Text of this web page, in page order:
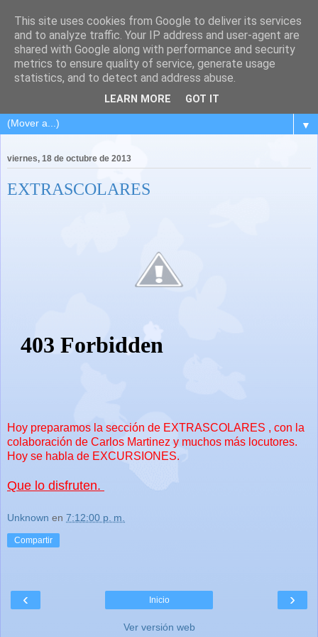
▼
viernes, 18 de octubre de 2013
EXTRASCOLARES
Hoy preparamos la sección de EXTRASCOLARES , con la
colaboración de Carlos Martinez y muchos más locutores.
Hoy se habla de EXCURSIONES.
Que lo disfruten.
Unknown en 7:12:00 p. m.
Compartir
‹ ›
Inicio
Ver versión web
This site uses cookies from Google to deliver its services
and to analyze traffic. Your IP address and user-agent are
shared with Google along with performance and security
metrics to ensure quality of service, generate usage
statistics, and to detect and address abuse.
LEARN MORE GOT IT